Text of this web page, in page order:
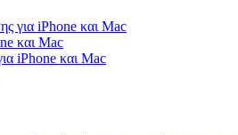
για iPhone και Mac
και Mac
iPhone και Mac